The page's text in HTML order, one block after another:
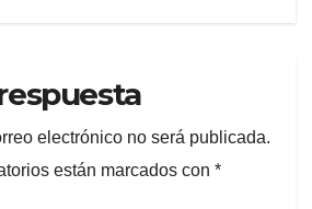
electrónico no será publicada.
están marcados con *